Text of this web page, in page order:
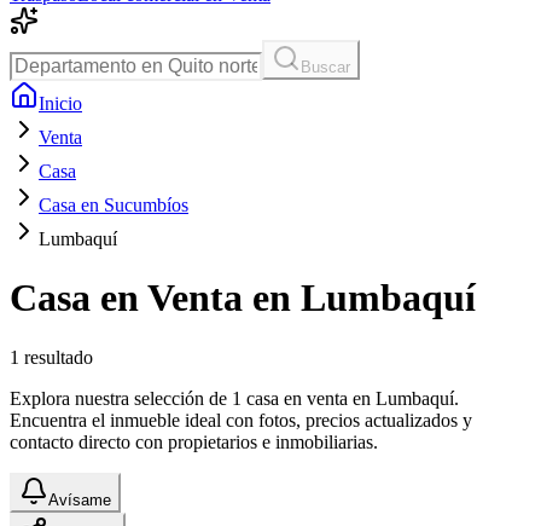
Buscar
Inicio
Venta
Casa
Casa en Sucumbíos
Lumbaquí
Casa en Venta en Lumbaquí
1 resultado
Explora nuestra selección de 1 casa en venta en Lumbaquí.
Encuentra el inmueble ideal con fotos, precios actualizados y
contacto directo con propietarios e inmobiliarias.
Avísame